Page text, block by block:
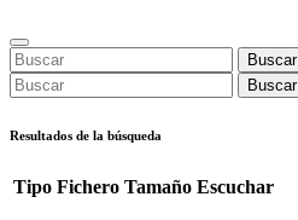
Buscar
Buscar
Resultados de la búsqueda
Tipo Fichero Tamaño Escuchar